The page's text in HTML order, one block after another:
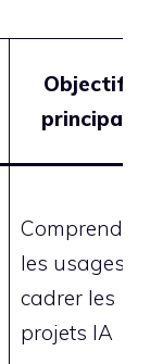
Objectif
principal
Comprendre
les usages,
cadrer les
projets IA